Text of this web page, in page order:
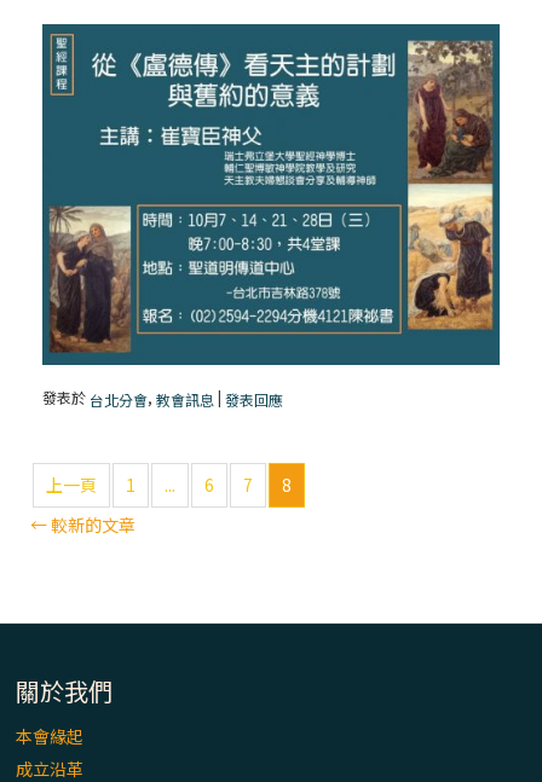
發表於 台北分會,教會訊息|發表回應
上一頁 1 ... 6 7
8
←較新的文章
關於我們
本會緣起
成立沿革